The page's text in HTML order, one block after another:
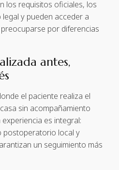
los requisitos oficiales, los
y pueden acceder a
por diferencias
antes,
el paciente realiza el
sin acompañamiento
es integral:
postoperatorio local y
un seguimiento más